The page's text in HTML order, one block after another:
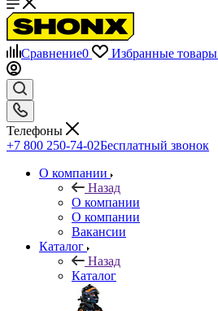
Сравнение0 Избранные товары
Телефоны
+7 800 250-74-02Бесплатный звонок
О компании
Назад
О компании
О компании
Вакансии
Каталог
Назад
Каталог